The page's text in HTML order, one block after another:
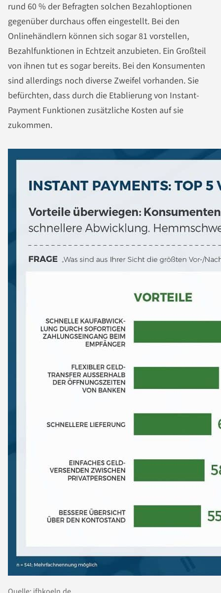
rund 60 % der Befragten solchen Bezahloptionen
gegenüber durchaus offen eingestellt. Bei den
Onlinehändlern können sich sogar 81 vorstellen,
Bezahlfunktionen in Echtzeit anzubieten. Ein Großteil
von ihnen tut es sogar bereits. Bei den Konsumenten
sind allerdings noch diverse Zweifel vorhanden. Sie
befürchten, dass durch die Etablierung von Instant-
Payment Funktionen zusätzliche Kosten auf sie
zukommen.